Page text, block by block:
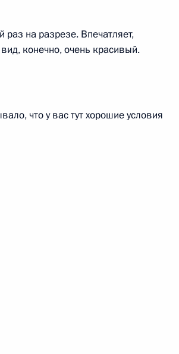
Аманом
Аманом
Аманом
народных
на разрезе. Впечатляет,
конечно, очень красивый.
что у вас тут хорошие условия